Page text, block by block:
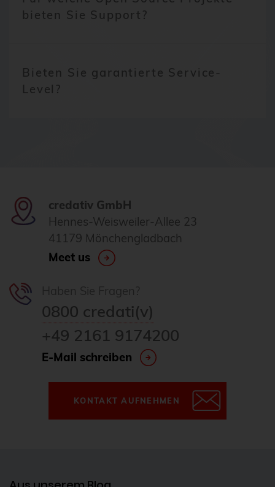
bieten Sie Support?
Bieten Sie garantierte Service-
Level?
credativ GmbH
Hennes-Weisweiler-Allee 23
41179 Mönchengladbach
Meet us
0800 credati(v)
+49 2161 9174200
E-Mail schreiben
KONTAKT AUFNEHMEN